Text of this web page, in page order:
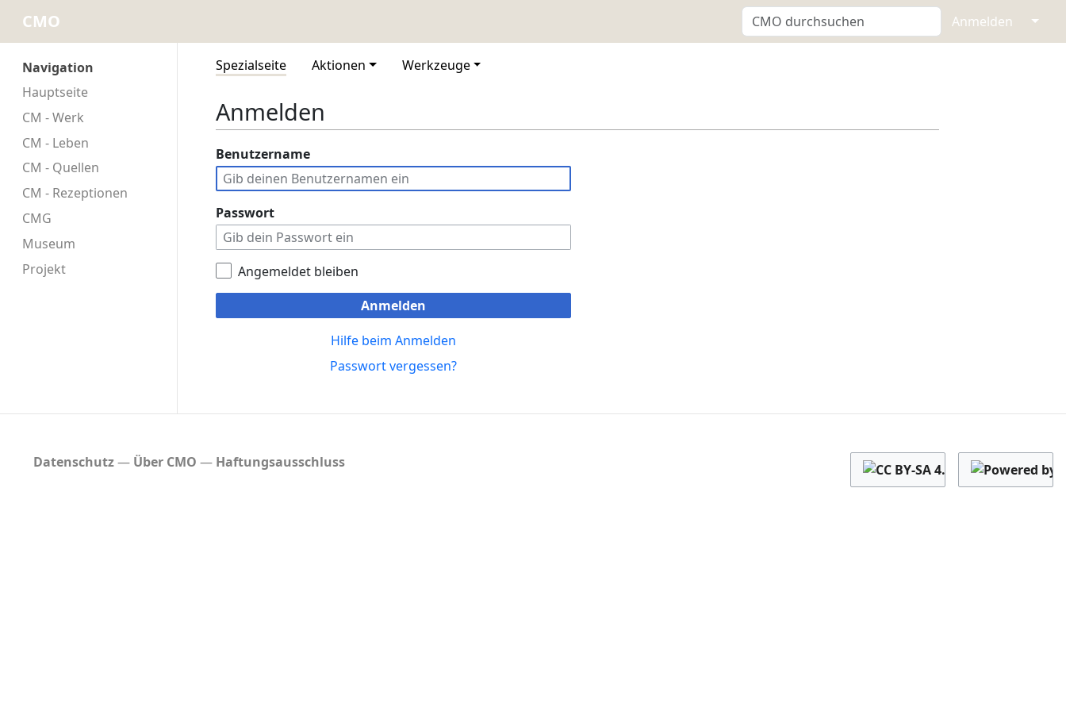
CMO Anmelden ↓
Navigation
Hauptseite
CM - Werk
CM - Leben
CM - Quellen
CM - Rezeptionen
CMG
Museum
Projekt
Spezialseite Aktionen Werkzeuge
Anmelden
Benutzername
Passwort
Angemeldet bleiben
Anmelden
Hilfe beim Anmelden
Passwort vergessen?
Datenschutz Über CMO Haftungsausschluss